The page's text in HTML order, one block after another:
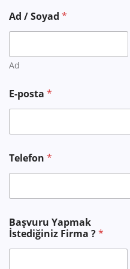
Ad / Soyad*
Ad
E-posta*
Telefon*
Başvuru Yapmak
İstediğiniz Firma ?*